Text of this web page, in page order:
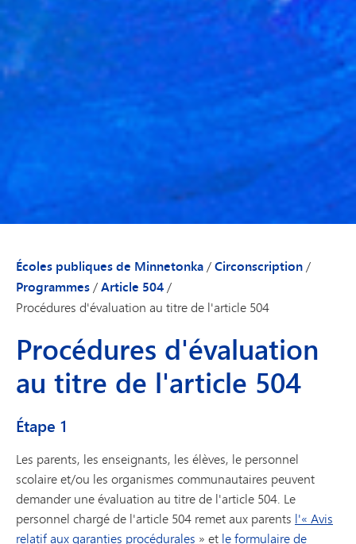
Écoles publiques de Minnetonka/Circonscription/
Programmes/Article 504/
Procédures d'évaluation au titre de l'article 504
Procédures d'évaluation
au titre de l'article 504
Étape 1
Les parents, les enseignants, les élèves, le personnel
scolaire et/ou les organismes communautaires peuvent
demander une évaluation au titre de l'article 504. Le
personnel chargé de l'article 504 remet aux parents l'« Avis
relatif aux garanties procédurales » et le formulaire de